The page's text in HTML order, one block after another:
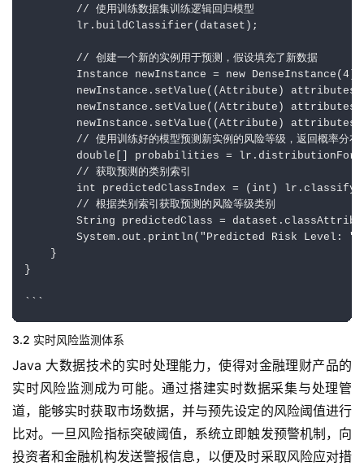
        // 使用训练数据集训练逻辑回归模型
        lr.buildClassifier(dataset);
        // 创建一个新的实例用于预测，假设填充了新数据
        Instance newInstance = new DenseInstance(4);
newInstance.setValue((Attribute)
newInstance.setValue((Attribute)
newInstance.setValue((Attribute)
        // 使用训练好的模型预测新实例的风险等级，返回概率分布
double[] probabilities =
        // 获取预测的类别索引
int predictedClassIndex = (int)
        // 根据类别索引获取预测的风险等级类别
String predictedClass =
System.out.println("Predicted Risk Level: "
    }
}
3.2 实时风险监测体系
Java 大数据技术的实时处理能力，使得对金融理财产品的
实时风险监测成为可能。通过搭建实时数据采集与处理管
道，能够实时获取市场数据，并与预先设定的风险阈值进行
比对。一旦风险指标突破阈值，系统立即触发预警机制，向
投资者和金融机构发送警报信息，以便及时采取风险应对措